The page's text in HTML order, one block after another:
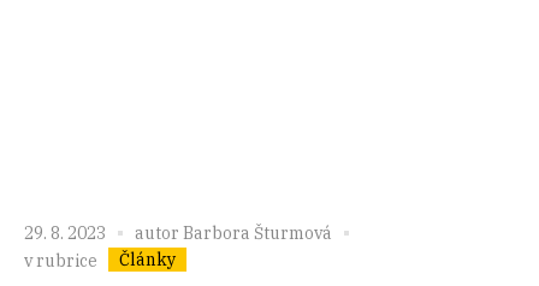
29. 8. 2023 autor Barbora Šturmová
v rubrice
Články